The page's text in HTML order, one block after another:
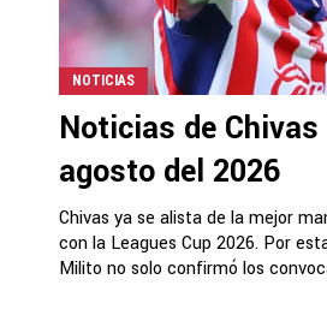
NOTICIAS
Noticias de Chivas
agosto del 2026
Chivas ya se alista de la mejor
con la Leagues Cup 2026. Por
Milito no solo confirmó los